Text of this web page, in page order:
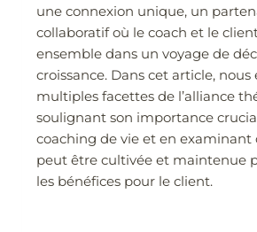
une connexion unique, un
collaboratif où le coach et le
ensemble dans un voyage de
croissance. Dans cet article, nous
multiples facettes de l’alliance
soulignant son importance
coaching de vie et en
peut être cultivée et maintenue
les bénéfices pour le client.